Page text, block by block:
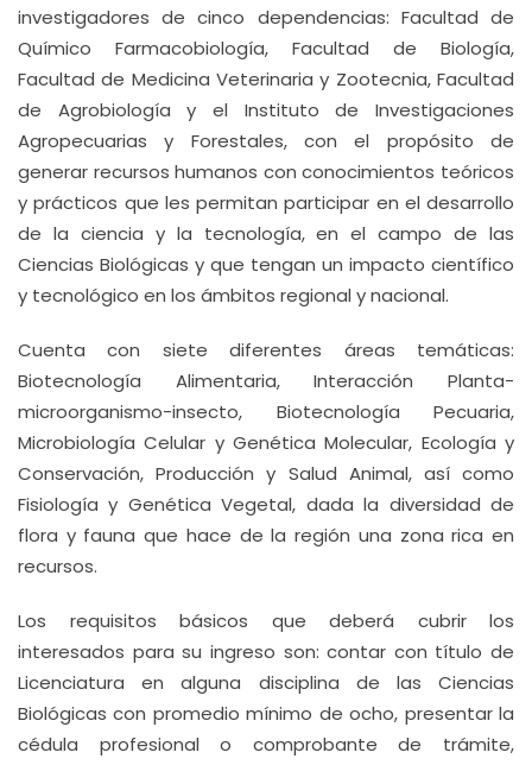
investigadores de cinco dependencias: Facultad de
Químico Farmacobiología, Facultad de Biología,
Facultad de Medicina Veterinaria y Zootecnia, Facultad
de Agrobiología y el Instituto de Investigaciones
Agropecuarias y Forestales, con el propósito de
generar recursos humanos con conocimientos teóricos
y prácticos que les permitan participar en el desarrollo
de la ciencia y la tecnología, en el campo de las
Ciencias Biológicas y que tengan un impacto científico
y tecnológico en los ámbitos regional y nacional.
Cuenta con siete diferentes áreas temáticas:
Biotecnología Alimentaria, Interacción Planta-
microorganismo-insecto, Biotecnología Pecuaria,
Microbiología Celular y Genética Molecular, Ecología y
Conservación, Producción y Salud Animal, así como
Fisiología y Genética Vegetal, dada la diversidad de
flora y fauna que hace de la región una zona rica en
recursos.
Los requisitos básicos que deberá cubrir los
interesados para su ingreso son: contar con título de
Licenciatura en alguna disciplina de las Ciencias
Biológicas con promedio mínimo de ocho, presentar la
cédula profesional o comprobante de trámite,